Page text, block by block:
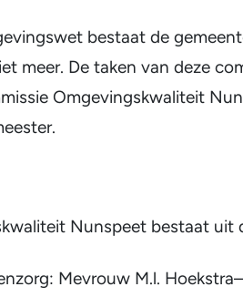
bestaat de
meer. De taken van deze
Omgevingskwaliteit
Nunspeet bestaat uit
Mevrouw M.l.